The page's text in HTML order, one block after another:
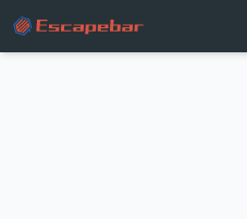
跳至主要內容